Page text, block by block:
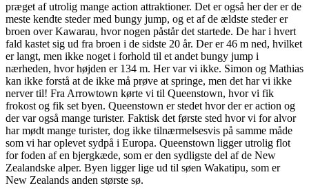
præget af utrolig mange action attraktioner. Det er også her der er de
meste kendte steder med bungy jump, og et af de ældste steder er
broen over Kawarau, hvor nogen påstår det startede. De har i hvert
fald kastet sig ud fra broen i de sidste 20 år. Der er 46 m ned, hvilket
er langt, men ikke noget i forhold til et andet bungy jump i
nærheden, hvor højden er 134 m. Her var vi ikke. Simon og Mathias
kan ikke forstå at de ikke må prøve at springe, men det har vi ikke
nerver til! Fra Arrowtown kørte vi til Queenstown, hvor vi fik
frokost og fik set byen. Queenstown er stedet hvor der er action og
der var også mange turister. Faktisk det første sted hvor vi for alvor
har mødt mange turister, dog ikke tilnærmelsesvis på samme måde
som vi har oplevet sydpå i Europa. Queenstown ligger utrolig flot
for foden af en bjergkæde, som er den sydligste del af de New
Zealandske alper. Byen ligger lige ud til søen Wakatipu, som er
New Zealands anden største sø.